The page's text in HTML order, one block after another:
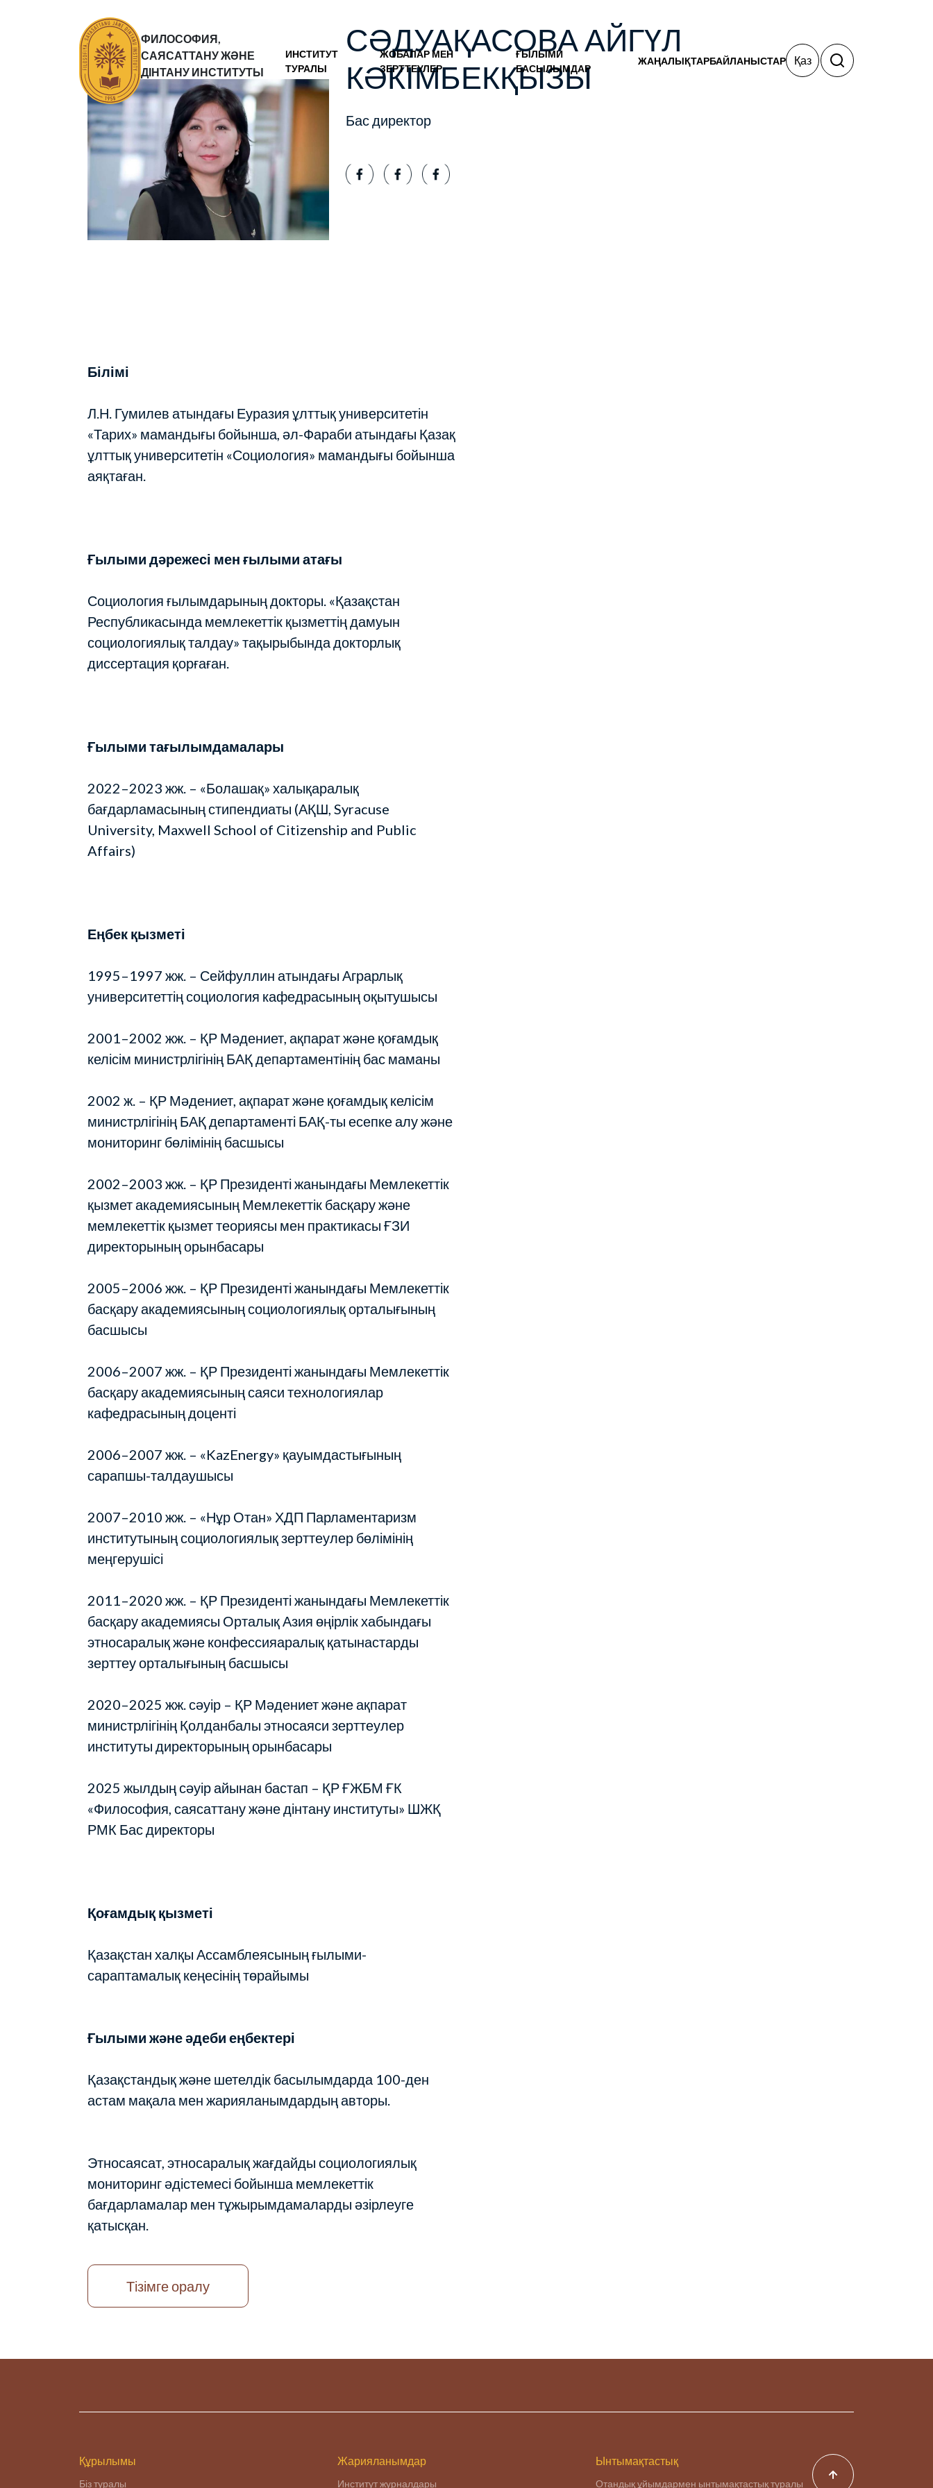
ФИЛОСОФИЯ,
САЯСАТТАНУ ЖӘНЕ
ДІНТАНУ ИНСТИТУТЫ
ИНСТИТУТ
ТУРАЛЫ
ЖОБАЛАР МЕН
ЗЕРТТЕУЛЕР
ҒЫЛЫМИ
БАСЫЛЫМДАР
ЖАҢАЛЫҚТАРБАЙЛАНЫСТАР Қаз
СӘДУАҚАСОВА АЙГҮЛ
КӘКІМБЕКҚЫЗЫ
Бас директор
Білімі
Л.Н. Гумилев атындағы Еуразия ұлттық университетін
«Тарих» мамандығы бойынша, әл-Фараби атындағы Қазақ
ұлттық университетін «Социология» мамандығы бойынша
аяқтаған.
Ғылыми дәрежесі мен ғылыми атағы
Социология ғылымдарының докторы. «Қазақстан
Республикасында мемлекеттік қызметтің дамуын
социологиялық талдау» тақырыбында докторлық
диссертация қорғаған.
Ғылыми тағылымдамалары
2022–2023 жж. – «Болашақ» халықаралық
бағдарламасының стипендиаты (АҚШ, Syracuse
University, Maxwell School of Citizenship and Public
Affairs)
Еңбек қызметі
1995–1997 жж. – Сейфуллин атындағы Аграрлық
университеттің социология кафедрасының оқытушысы
2001–2002 жж. – ҚР Мәдениет, ақпарат және қоғамдық
келісім министрлігінің БАҚ департаментінің бас маманы
2002 ж. – ҚР Мәдениет, ақпарат және қоғамдық келісім
министрлігінің БАҚ департаменті БАҚ-ты есепке алу және
мониторинг бөлімінің басшысы
2002–2003 жж. – ҚР Президенті жанындағы Мемлекеттік
қызмет академиясының Мемлекеттік басқару және
мемлекеттік қызмет теориясы мен практикасы ҒЗИ
директорының орынбасары
2005–2006 жж. – ҚР Президенті жанындағы Мемлекеттік
басқару академиясының социологиялық орталығының
басшысы
2006–2007 жж. – ҚР Президенті жанындағы Мемлекеттік
басқару академиясының саяси технологиялар
кафедрасының доценті
2006–2007 жж. – «KazEnergy» қауымдастығының
сарапшы-талдаушысы
2007–2010 жж. – «Нұр Отан» ХДП Парламентаризм
институтының социологиялық зерттеулер бөлімінің
меңгерушісі
2011–2020 жж. – ҚР Президенті жанындағы Мемлекеттік
басқару академиясы Орталық Азия өңірлік хабындағы
этносаралық және конфессияаралық қатынастарды
зерттеу орталығының басшысы
2020–2025 жж. сәуір – ҚР Мәдениет және ақпарат
министрлігінің Қолданбалы этносаяси зерттеулер
институты директорының орынбасары
2025 жылдың сәуір айынан бастап – ҚР ҒЖБМ ҒК
«Философия, саясаттану және дінтану институты» ШЖҚ
РМК Бас директоры
Қоғамдық қызметі
Қазақстан халқы Ассамблеясының ғылыми-
сараптамалық кеңесінің төрайымы
Ғылыми және әдеби еңбектері
Қазақстандық және шетелдік басылымдарда 100-ден
астам мақала мен жарияланымдардың авторы.
Этносаясат, этносаралық жағдайды социологиялық
мониторинг әдістемесі бойынша мемлекеттік
бағдарламалар мен тұжырымдамаларды әзірлеуге
қатысқан.
Тізімге оралу
Құрылымы
Біз туралы
Жарияланымдар
Институт журналдары
Ынтымақтастық
Отандық ұйымдармен ынтымақтастық туралы